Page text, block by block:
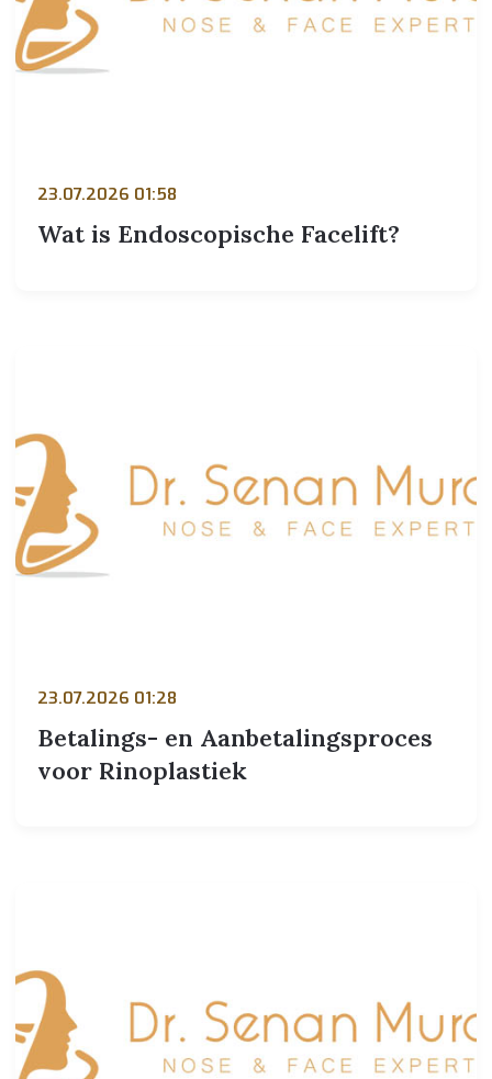
23.07.2026 01:58
Wat is Endoscopische Facelift?
23.07.2026 01:28
Betalings- en Aanbetalingsproces
voor Rinoplastiek